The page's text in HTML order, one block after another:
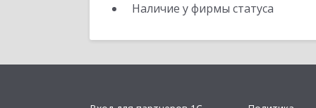
Наличие у фирмы статуса